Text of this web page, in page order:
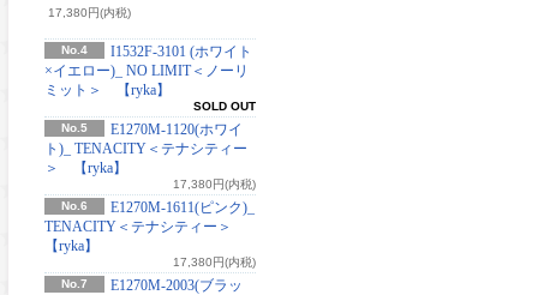
17,380円(内税)
No.4
I1532F-3101 (ホワイト
×イエロー)_ NO LIMIT＜ノーリ
ミット＞ 【ryka】
SOLD OUT
No.5
E1270M-1120(ホワイ
ト)_ TENACITY＜テナシティー
＞ 【ryka】
17,380円(内税)
No.6
E1270M-1611(ピンク)_
TENACITY＜テナシティー＞
【ryka】
17,380円(内税)
No.7
E1270M-2003(ブラッ